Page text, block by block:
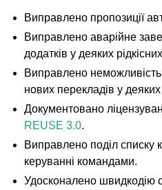
Виправлено пропозиції
Виправлено аварійне
додатків у деяких
Виправлено
нових перекладів у
Документовано
REUSE 3.0.
Виправлено поділ списку
керуванні командами.
Удосконалено швидкодію